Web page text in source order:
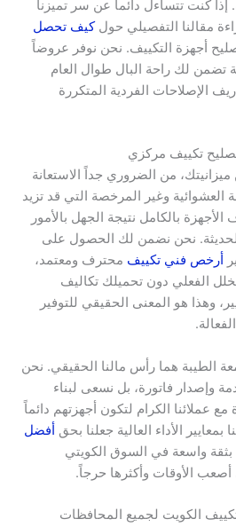
إذا كنت تتساءل دائماً عن سر تميزنا
مقالنا التفصيلي حولكيف تحصل
أجهزة التكييف. نحن نوفر عروضاً
تضمن لك راحة البال طوال العام
الإصلاحات الفردية المتكررة
تكييف مركزي
من الضروري جداً الاستعانة
العشوائية وغير المرخصة التي قد تزيد
بالكامل نتيجة الجهل بالأمور
الحديثة. نحن نضمن لك الحصول على
أرخص فني تكييف محترف ومعتمد،
الفعلي دون تحميلك تكاليف
وهذا هو المعنى الحقيقي للتوفير
الطيبة هما رأس مالنا الحقيقي. نحن
وإصدار فاتورة، بل نسعى لبناء
عملائنا الكرام لتكون أجهزتهم دائماً
بمعايير الأداء العالية جعلنا بحق أفضل
واسعة في السوق الكويتي
الأوقات وأكثرها حرجاً.
الكويت لجميع المحافظات